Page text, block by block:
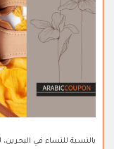
بالنسبة للنساء في